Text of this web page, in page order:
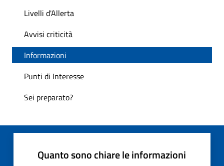
Livelli d'Allerta
Avvisi criticità
Informazioni
Punti di Interesse
Sei preparato?
Quanto sono chiare le informazioni